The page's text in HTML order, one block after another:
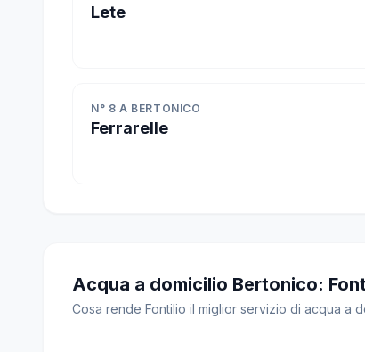
Lete
N° 8 A BERTONICO
Ferrarelle
Acqua a domicilio Bertonico:
Cosa rende Fontilio il miglior servizio di acqua a